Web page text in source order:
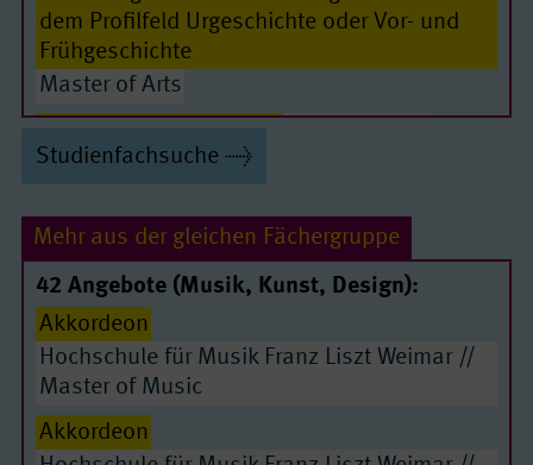
dem Profilfeld Urgeschichte oder Vor- und
Frühgeschichte
Master of Arts
Betriebswirtschaftslehre
Betriebswirtschaftslehre für Ingenieure und
Naturwissenschaftler
Master of Science
Bildung, Kultur und Anthropologie
Master of Arts
Biogeoscience of the Anthropocene
Studienfachsuche
Mehr aus der gleichen Fächergruppe
42 Angebote (Musik, Kunst, Design):
Akkordeon
Hochschule für Musik Franz Liszt Weimar //
Master of Music
Akkordeon